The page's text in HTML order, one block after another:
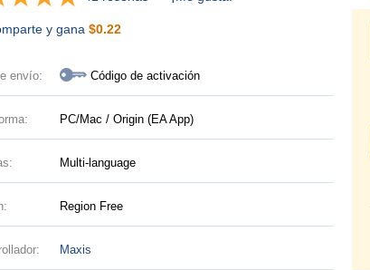
y gana $0.22
envío: Código de activación
PC/Mac / Origin (EA App)
Multi-language
Region Free
Maxis